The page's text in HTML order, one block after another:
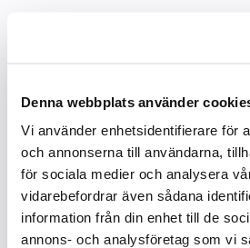
Denna webbplats använder
Vi använder enhetsidentifierare för
och annonserna till användarna,
för sociala medier och analysera
vidarebefordrar även sådana
information från din enhet till de
annons- och analysföretag som vi